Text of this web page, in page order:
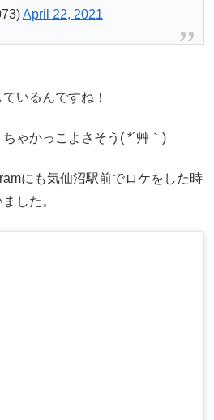
April 22, 2021
いるんですね！
ゃかっこよさそう( *´艸｀)
にも気仙沼駅前でロケをした時
した。